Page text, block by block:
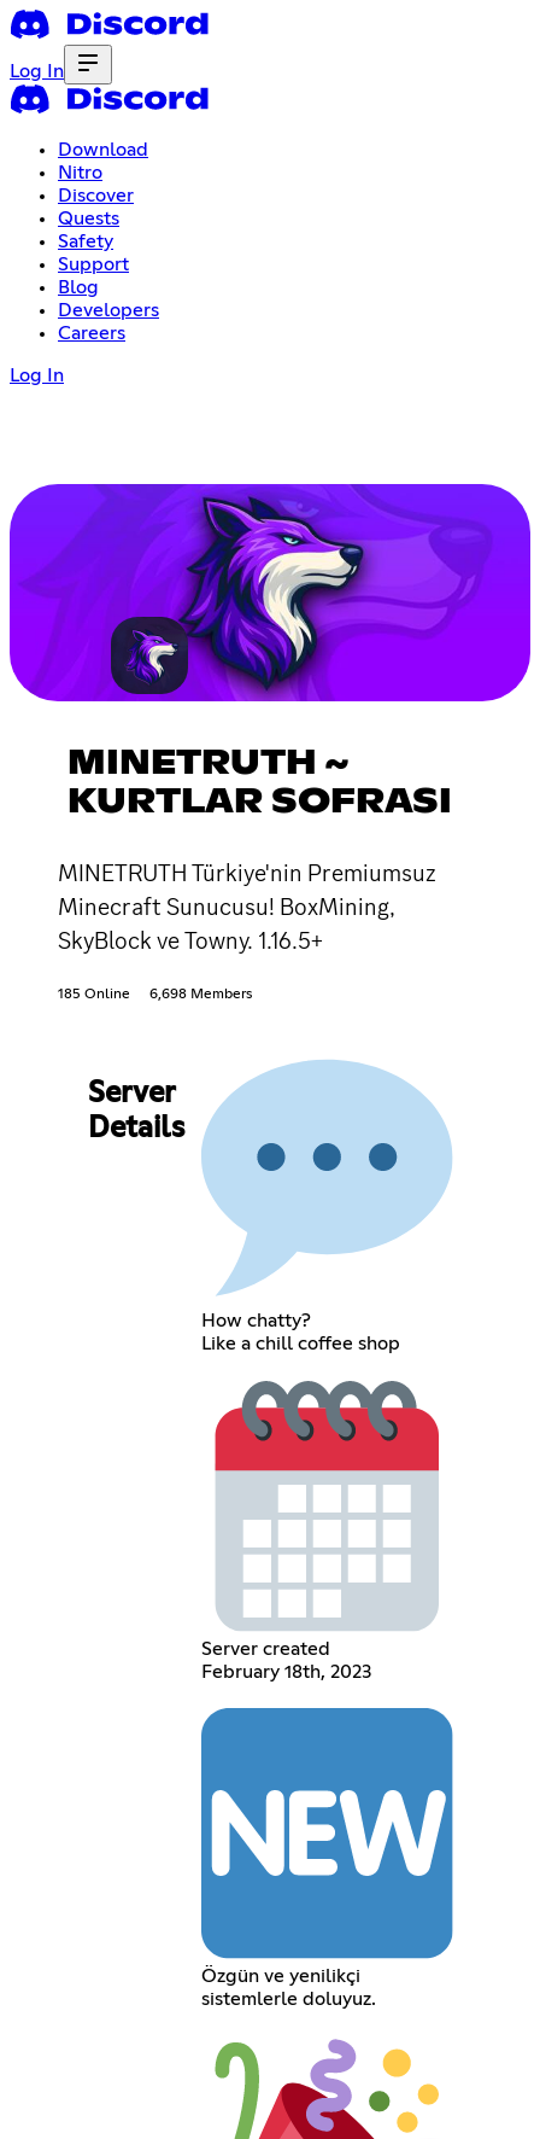
Log In
Download
Nitro
Discover
Quests
Safety
Support
Blog
Developers
Careers
Log In
MINETRUTH ~
KURTLAR SOFRASI
MINETRUTH Türkiye'nin Premiumsuz
Minecraft Sunucusu! BoxMining,
SkyBlock ve Towny. 1.16.5+
185 Online 6,698 Members
Server
Details
How chatty?
Like a chill coffee shop
Server created
February 18th, 2023
Özgün ve yenilikçi
sistemlerle doluyuz.